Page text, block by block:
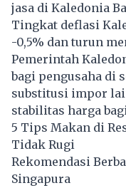
jasa di Kaledonia
Tingkat deflasi
-0,5% dan turun
Pemerintah
bagi pengusaha di
substitusi impor
stabilitas harga
5 Tips Makan di
Tidak Rugi
Rekomendasi
Singapura